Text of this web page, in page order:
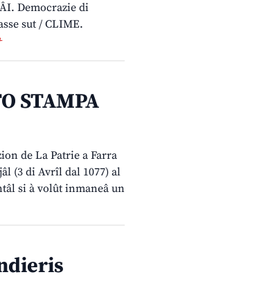
Democrazie di
sut / CLIME.
STAMPA
de La Patrie a Farra
(3 di Avrîl dal 1077) al
si à volût inmaneâ un